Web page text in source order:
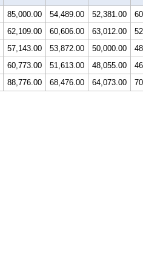
85,000.00 54,489.00 52,381.00
62,109.00 60,606.00 63,012.00
57,143.00 53,872.00 50,000.00
60,773.00 51,613.00 48,055.00
88,776.00 68,476.00 64,073.00